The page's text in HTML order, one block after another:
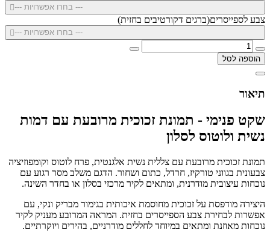
--- בחרו אפשרויות ---
צבע לספייסרים(ברגים דקורטיבים בחזית)
--- בחרו אפשרויות ---
הוספה לסל
תיאור
שקט פנימי - תמונת זכוכית מרובעת עם דמות
נשית ולוטוס לסלון
תמונת זכוכית מרובעת עם צללית נשית אלגנטית, פרח לוטוס וקומפוזיציה
צבעונית בגווני טורקיז, חרדל, כתום ושחור. הדגם משלב מסר רגוע עם
נוכחות עיצובית מודרנית, ומתאים לקיר מרכזי בסלון או בחדר השינה.
היצירה מודפסת על זכוכית מחוסמת איכותית בגימור מבריק ונקי, עם
אפשרות לבחירת צבע הספייסרים בחזית. המראה המרובע מעניק לקיר
נוכחות מאוזנת ומתאים במיוחד לחללים מודרניים, בהירים ויוקרתיים.